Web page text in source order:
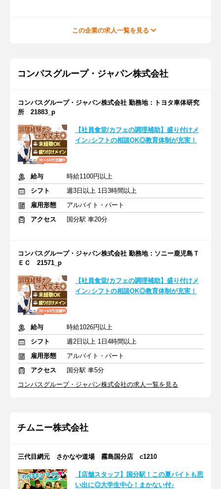
この企業の求人一覧を見る
コンパスグループ・ジャパン株式会社
コンパスグループ・ジャパン株式会社 勤務地：トヨタ車体研究
所 21883_p
【社員食堂/カフェの調理補助】盛り付けメ
イン♪シフトの相談OK◎教育体制が充実！
給与
時給1100円以上
シフト
週3日以上 1日3時間以上
雇用形態
アルバイト・パート
アクセス
国分駅 車20分
コンパスグループ・ジャパン株式会社 勤務地：ソニー鹿児島Ｔ
ＥＣ 21571_p
【社員食堂/カフェの調理補助】盛り付けメ
イン♪シフトの相談OK◎教育体制が充実！
給与
時給1026円以上
シフト
週2日以上 1日4時間以上
雇用形態
アルバイト・パート
アクセス
国分駅 車5分
コンパスグループ・ジャパン株式会社の求人一覧を見る
チムニー株式会社
三代目網元 さかなや道場 霧島国分店 c1210
【店舗スタッフ】国分駅！この夏バイトも思
い出に◎大学生中心！まかない付♪